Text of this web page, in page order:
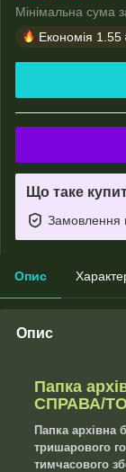
Мінімальна сума
Економія 1.55
Що таке
Замовлення
Опис
Опис
Папка
СПРАВА/
Папка архівна
тришарового
тимчасового